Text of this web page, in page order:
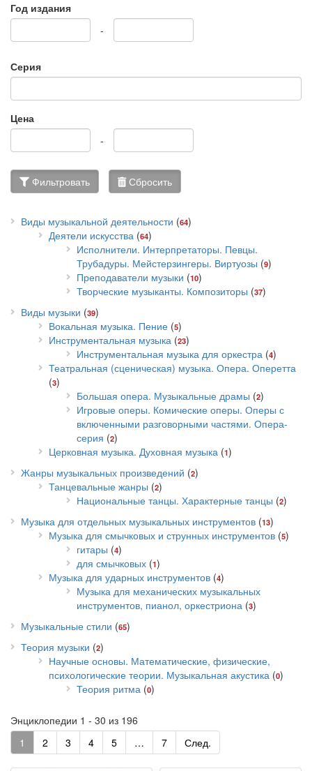
Год издания
-
Серия
Цена
-
Фильтровать Сбросить
Виды музыкальной деятельности (64)
Деятели искусства (64)
Исполнители. Интерпретаторы. Певцы.
Трубадуры. Мейстерзингеры. Виртуозы (9)
Преподаватели музыки (10)
Творческие музыканты. Композиторы (37)
Виды музыки (39)
Вокальная музыка. Пение (5)
Инструментальная музыка (23)
Инструментальная музыка для оркестра (4)
Театральная (сценическая) музыка. Опера. Оперетта
(3)
Большая опера. Музыкальные драмы (2)
Игровые оперы. Комические оперы. Оперы с
включенными разговорными частями. Опера-
серия (2)
Церковная музыка. Духовная музыка (1)
Жанры музыкальных произведений (2)
Танцевальные жанры (2)
Национальные танцы. Характерные танцы (2)
Музыка для отдельных музыкальных инструментов (13)
Музыка для смычковых и струнных инструментов (5)
гитары (4)
для смычковых (1)
Музыка для ударных инструментов (4)
Музыка для механических музыкальных
инструментов, пианол, оркестриона (3)
Музыкальные стили (65)
Теория музыки (2)
Научные основы. Математические, физические,
психологические теории. Музыкальная акустика (0)
Теория ритма (0)
Энциклопедии 1 - 30 из 196
1
2 3 4 5 … 7 След.